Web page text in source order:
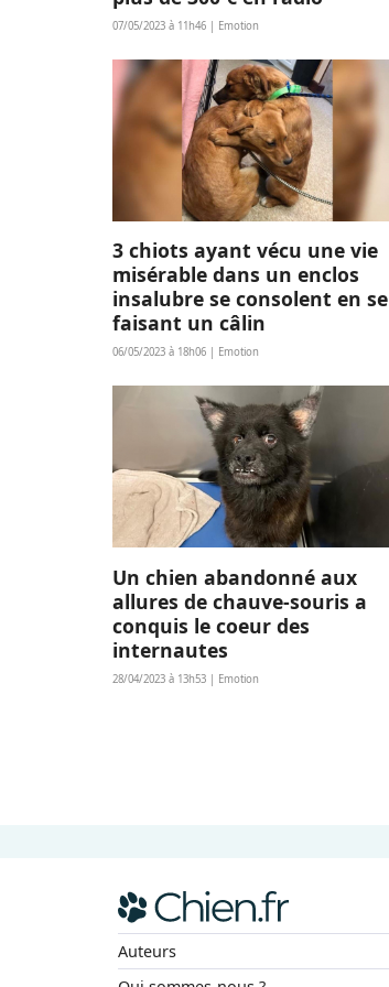
07/05/2023 à 11h46 | Emotion
3 chiots ayant vécu une vie
misérable dans un enclos
insalubre se consolent en se
faisant un câlin
06/05/2023 à 18h06 | Emotion
Un chien abandonné aux
allures de chauve-souris a
conquis le coeur des
internautes
28/04/2023 à 13h53 | Emotion
Auteurs